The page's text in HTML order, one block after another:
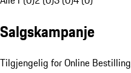
Salgskampanje
Tilgjengelig for Online Bestilling